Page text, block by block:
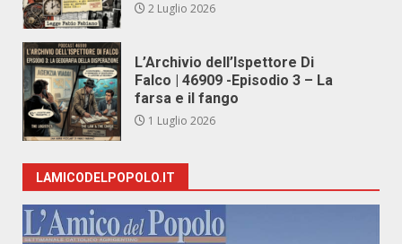
2 Luglio 2026
L’Archivio dell’Ispettore Di
Falco | 46909 -Episodio 3 – La
farsa e il fango
1 Luglio 2026
LAMICODELPOPOLO.IT